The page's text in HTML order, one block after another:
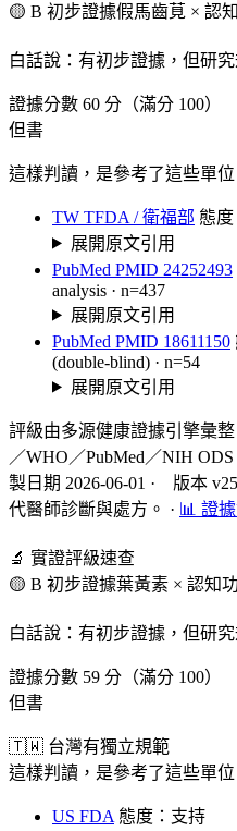
🟡 B 初步證據假馬齒莧 × 認
白話說：有初步證據，但研
證據分數 60 分（滿分 100
但書
這樣判讀，是參考了這些單位
TW TFDA / 衛福部 態
展開原文引用
PubMed PMID 24252493
analysis · n=437
展開原文引用
PubMed PMID 18611150
(double-blind) · n=54
展開原文引用
評級由多源健康證據引擎彙
／WHO／PubMed／NIH
製日期 2026-06-01 · 版本
代醫師診斷與處方。 · 📊 證
🔬 實證評級速查
🟡 B 初步證據葉黃素 × 認知
白話說：有初步證據，但研
證據分數 59 分（滿分 100
但書
🇹🇼 台灣有獨立規範
這樣判讀，是參考了這些單位
US FDA 態度：支持